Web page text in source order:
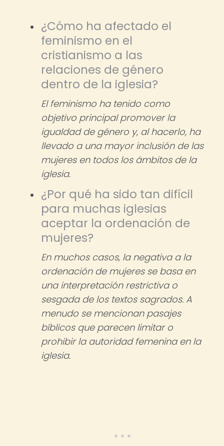
¿Cómo ha afectado el
feminismo en el
cristianismo a las
relaciones de género
dentro de la iglesia?
El feminismo ha tenido como
objetivo principal promover la
igualdad de género y, al hacerlo, ha
llevado a una mayor inclusión de las
mujeres en todos los ámbitos de la
iglesia.
¿Por qué ha sido tan difícil
para muchas iglesias
aceptar la ordenación de
mujeres?
En muchos casos, la negativa a la
ordenación de mujeres se basa en
una interpretación restrictiva o
sesgada de los textos sagrados. A
menudo se mencionan pasajes
bíblicos que parecen limitar o
prohibir la autoridad femenina en la
iglesia.